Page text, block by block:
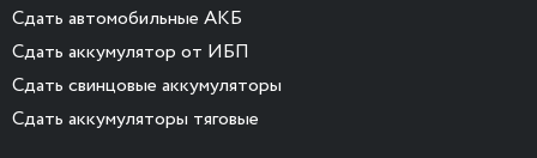
Сдать автомобильные АКБ
Сдать аккумулятор от ИБП
Сдать свинцовые аккумуляторы
Сдать аккумуляторы тяговые